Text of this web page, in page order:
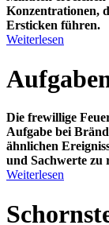
Konzentrationen,
Ersticken führen.
Weiterlesen
Die frewillige
Aufgabe bei
ähnlichen
und Sachwerte zu
Weiterlesen